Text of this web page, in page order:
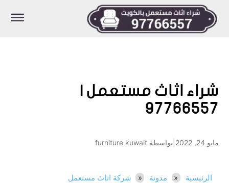
شراء اثاث مستعمل |
97766557
مايو 24, 2022 بواسطة furniture kuwait
الرئيسية مدونة
شركة اثاث مستعمل